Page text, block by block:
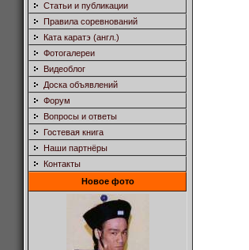
Статьи и публикации
Правила соревнований
Ката каратэ (англ.)
Фотогалереи
Видеоблог
Доска объявлений
Форум
Вопросы и ответы
Гостевая книга
Наши партнёры
Контакты
Новое фото